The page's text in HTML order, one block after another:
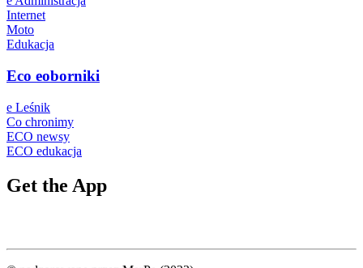
Internet
Moto
Edukacja
Eco eoborniki
e Leśnik
Co chronimy
ECO newsy
ECO edukacja
Get the App